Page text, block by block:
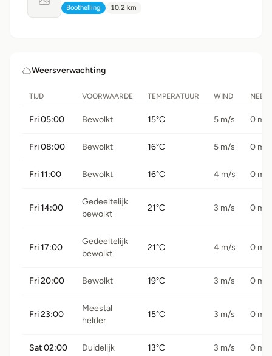
Geen foto beschikbaar
Type:
Boothelling Afstand:
10.2 km
Weersverwachting
TIJD VOORWAARDE TEMPERATUUR WIND
Fri 05:00 Bewolkt 15°C 5 m/s 0 mm
Fri 08:00 Bewolkt 16°C 5 m/s 0 mm
Fri 11:00 Bewolkt 16°C 4 m/s 0 mm
Fri 14:00
Gedeeltelijk
bewolkt
21°C 3 m/s 0 mm
Fri 17:00
Gedeeltelijk
bewolkt
21°C 4 m/s 0 mm
Fri 20:00 Bewolkt 19°C 3 m/s 0 mm
Fri 23:00
Meestal
helder
15°C 3 m/s 0 mm
Sat 02:00 Duidelijk 13°C 3 m/s 0 mm